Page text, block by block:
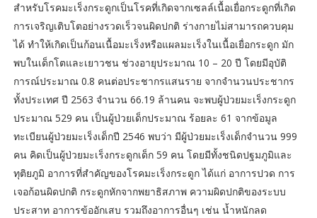
สำหรับโรคมะเร็งกระดูกเป็นโรคที่เกิดจากเซลล์เนื้อเยื่อกระดูกที่เกิด
การเจริญเติบโตอย่างรวดเร็วจนผิดปกติ ร่างกายไม่สามารถควบคุม
ได้ ทำให้เกิดเป็นก้อนเนื้อมะเร็งหรือแผลมะเร็งในเนื้อเยื่อกระดูก มัก
พบในเด็กโตและเยาวชน ช่วงอายุประมาณ 10 – 20 ปี โดยมีอุบัติ
การณ์ประมาณ 0.8 คนต่อประชากรแสนราย จากจำนวนประชากร
ทั้งประเทศ ปี 2563 จำนวน 66.19 ล้านคน จะพบผู้ป่วยมะเร็งกระดูก
ประมาณ 529 คน เป็นผู้ป่วยเด็กประมาณ ร้อยละ 61 จากข้อมูล
ทะเบียนผู้ป่วยมะเร็งเด็กปี 2546 พบว่า มีผู้ป่วยมะเร็งเด็กจำนวน 999
คน คิดเป็นผู้ป่วยมะเร็งกระดูกเด็ก 59 คน โดยมีทั้งชนิดปฐมภูมิและ
ทุติยภูมิ อาการที่สำคัญของโรคมะเร็งกระดูก ได้แก่ อาการปวด การ
เจอก้อนผิดปกติ กระดูกหักจากพยาธิสภาพ ความผิดปกติของระบบ
ประสาท อาการข้ออักเสบ รวมถึงอาการอื่นๆ เช่น น้ำหนักลด